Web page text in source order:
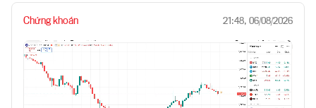
Chứng khoán 21:48, 06/08/2026